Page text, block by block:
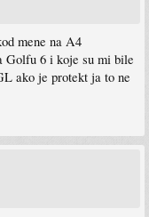
mene na A4
Golfu 6 i koje su mi bile
ako je protekt ja to ne